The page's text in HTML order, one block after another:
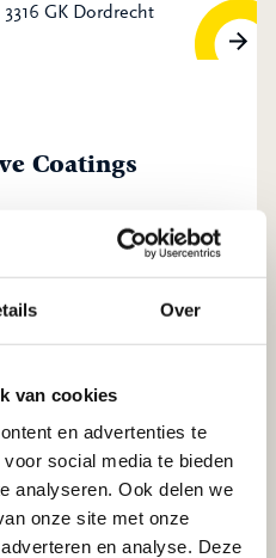
Over
van cookies
en advertenties te
social media te bieden
analyseren. Ook delen we
onze site met onze
en analyse. Deze
GK Dordrecht
Coatings
B.V.
BT Dordrecht